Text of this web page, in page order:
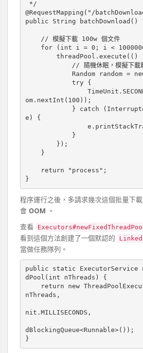
@RequestMapping("/
public String batchDownload()
om.nextInt(100));
e) {
程序運行之後，多請求幾次這個批量下
會 OOM 。
查看
看到這個方法創建了一個默認的
當做任務隊列。
public static ExecutorService
dPool(int nThreads) {
nThreads,
nit.MILLISECONDS,
dBlockingQueue<Runnable>());